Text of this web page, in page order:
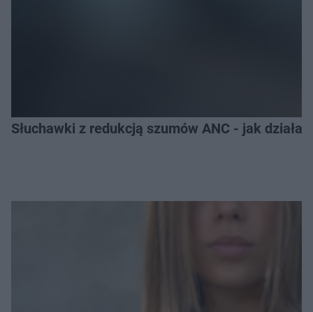
Słuchawki z redukcją szumów ANC - jak